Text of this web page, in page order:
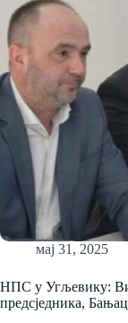
мај 31, 2025
НПС у Угљевику:
предсједника,